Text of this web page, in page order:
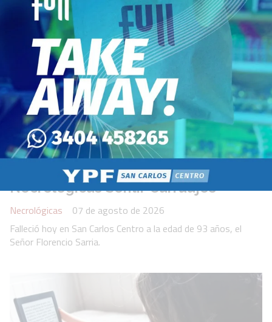
Necrológicas Sentir Carruajes
Necrológicas
07 de agosto de 2026
Falleció hoy en San Carlos Centro a la edad de 93 años, el
Señor Florencio Sarria.